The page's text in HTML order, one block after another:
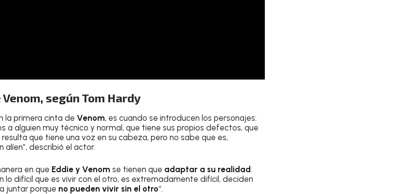
según Tom Hardy
la primera cinta de Venom, es cuando se introducen los personajes:
a alguien muy técnico y normal, que tiene sus propios defectos, que
que tiene una voz en su cabeza, pero no sabe que es,
describió el actor.
en que Eddie y Venom se tienen que adaptar a su realidad:
lo difícil que es vivir con el otro, es extremadamente difícil, deciden
juntar porque no pueden vivir sin el otro“.